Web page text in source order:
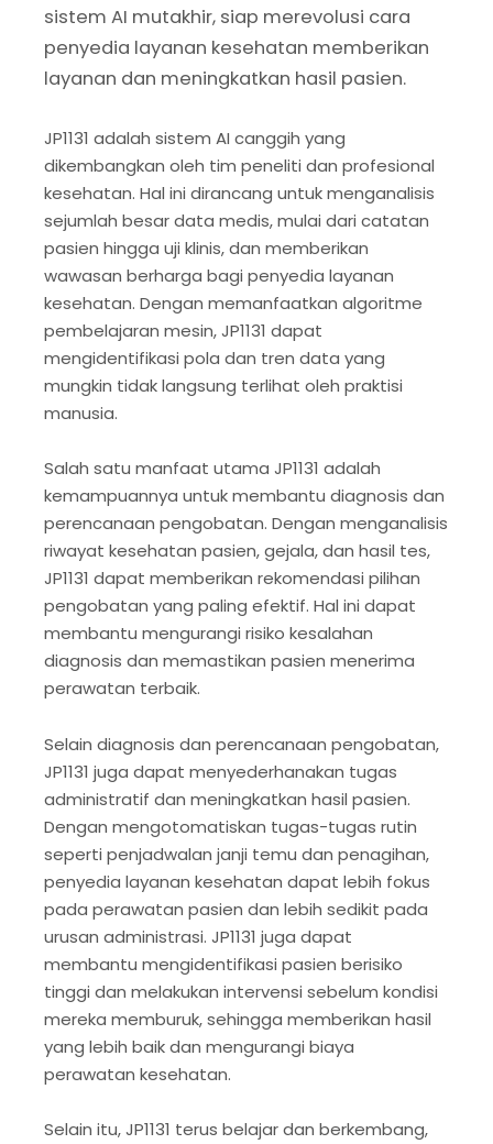
sistem AI mutakhir, siap merevolusi cara
penyedia layanan kesehatan memberikan
layanan dan meningkatkan hasil pasien.
JP1131 adalah sistem AI canggih yang
dikembangkan oleh tim peneliti dan profesional
kesehatan. Hal ini dirancang untuk menganalisis
sejumlah besar data medis, mulai dari catatan
pasien hingga uji klinis, dan memberikan
wawasan berharga bagi penyedia layanan
kesehatan. Dengan memanfaatkan algoritme
pembelajaran mesin, JP1131 dapat
mengidentifikasi pola dan tren data yang
mungkin tidak langsung terlihat oleh praktisi
manusia.
Salah satu manfaat utama JP1131 adalah
kemampuannya untuk membantu diagnosis dan
perencanaan pengobatan. Dengan menganalisis
riwayat kesehatan pasien, gejala, dan hasil tes,
JP1131 dapat memberikan rekomendasi pilihan
pengobatan yang paling efektif. Hal ini dapat
membantu mengurangi risiko kesalahan
diagnosis dan memastikan pasien menerima
perawatan terbaik.
Selain diagnosis dan perencanaan pengobatan,
JP1131 juga dapat menyederhanakan tugas
administratif dan meningkatkan hasil pasien.
Dengan mengotomatiskan tugas-tugas rutin
seperti penjadwalan janji temu dan penagihan,
penyedia layanan kesehatan dapat lebih fokus
pada perawatan pasien dan lebih sedikit pada
urusan administrasi. JP1131 juga dapat
membantu mengidentifikasi pasien berisiko
tinggi dan melakukan intervensi sebelum kondisi
mereka memburuk, sehingga memberikan hasil
yang lebih baik dan mengurangi biaya
perawatan kesehatan.
Selain itu, JP1131 terus belajar dan berkembang,